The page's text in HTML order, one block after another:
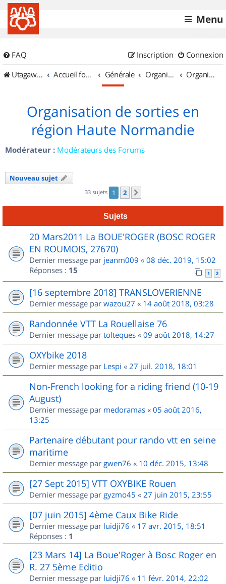
Menu
FAQ Connexion
Inscription
UtagawaVTT (Randos VTT et VTTAE avec traces GPS)
Accueil forum Générale Organisation de sorties & Recherche de partenaires Organisation de sorties en région Haute Normandie
Organisation de sorties en
région Haute Normandie
Modérateur : Modérateurs des Forums
Nouveau sujet
33 sujets 1 2
Sujets
20 Mars2011 La BOUE'ROGER (BOSC ROGER
EN ROUMOIS, 27670)
Dernier message par jeanm009 « 08 déc. 2019, 15:02
Réponses : 15 1 2
[16 septembre 2018] TRANSLOVERIENNE
Dernier message par wazou27 « 14 août 2018, 03:28
Randonnée VTT La Rouellaise 76
Dernier message par tolteques « 09 août 2018, 14:27
OXYbike 2018
Dernier message par Lespi « 27 juil. 2018, 18:01
Non-French looking for a riding friend (10-19
August)
Dernier message par medoramas « 05 août 2016,
13:25
Partenaire débutant pour rando vtt en seine
maritime
Dernier message par gwen76 « 10 déc. 2015, 13:48
[27 Sept 2015] VTT OXYBIKE Rouen
Dernier message par gyzmo45 « 27 juin 2015, 23:55
[07 juin 2015] 4ème Caux Bike Ride
Dernier message par luidji76 « 17 avr. 2015, 18:51
Réponses : 1
[23 Mars 14] La Boue'Roger à Bosc Roger en
R. 27 5ème Editio
Dernier message par luidji76 « 11 févr. 2014, 22:02